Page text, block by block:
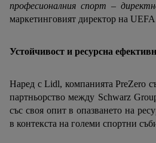
професионалния спорт –
маркетинговият директор на
Устойчивост и ресурсна
Наред с Lidl, компанията PreZero
партньорство между Schwarz
със своя опит в опазването на
в контекста на големи спортни